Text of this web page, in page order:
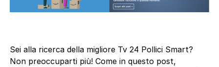
Sei alla ricerca della migliore Tv 24 Pollici Smart?
Non preoccuparti più! Come in questo post,